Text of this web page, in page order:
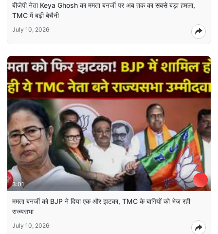
बीजेपी नेता Keya Ghosh का ममता बनर्जी पर अब तक का सबसे बड़ा हमला,
TMC में बढ़ी बेचैनी
July 10, 2026
3:01
ममता बनर्जी को BJP ने दिया एक और झटका, TMC के बागियों को भेज रही
राज्‍यसभा
July 10, 2026